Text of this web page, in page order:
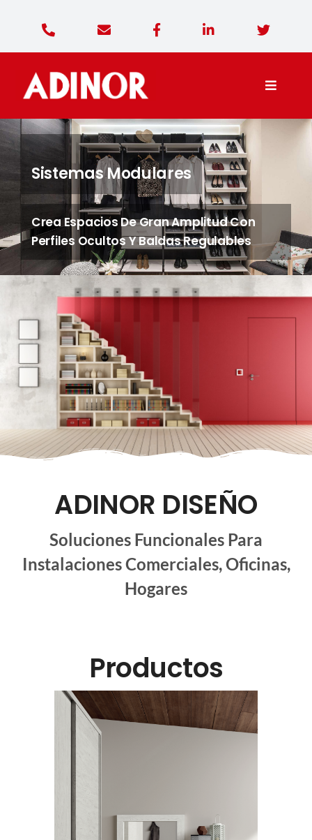
Toggle
Adinor Diseño
Productos
Contacto
Sistemas Modulares
Crea Espacios De Gran Amplitud Con
Perfiles Ocultos Y Baldas Regulables
ADINOR DISEÑO
Soluciones Funcionales Para
Instalaciones Comerciales, Oficinas,
Hogares
Productos